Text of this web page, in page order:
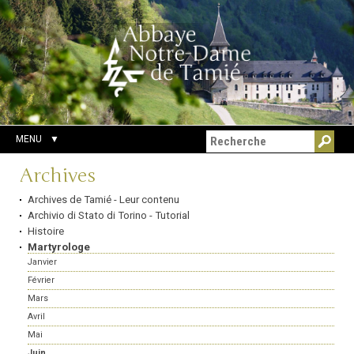
Aller
au
contenu.
|
Aller
à
la
navigation
Outils
personnels
Chercher par
Recherche
avancée…
MENU
Navigation
Archives
Archives de Tamié - Leur contenu
Archivio di Stato di Torino - Tutorial
Histoire
Martyrologe
Janvier
Février
Mars
Avril
Mai